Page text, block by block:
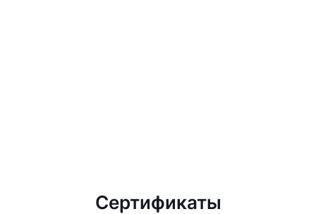
Сертификаты